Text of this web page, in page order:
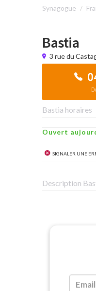
Synagogue
Bastia
3 rue du
Bastia horaires
Ouvert
Signaler une
Description